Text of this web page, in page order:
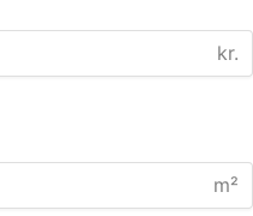
kr.
m²